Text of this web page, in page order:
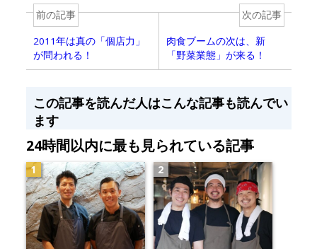
前の記事
2011年は真の「個店力」
が問われる！
次の記事
肉食ブームの次は、新
「野菜業態」が来る！
この記事を読んだ人はこんな記事も読んでい
ます
24時間以内に最も見られている記事